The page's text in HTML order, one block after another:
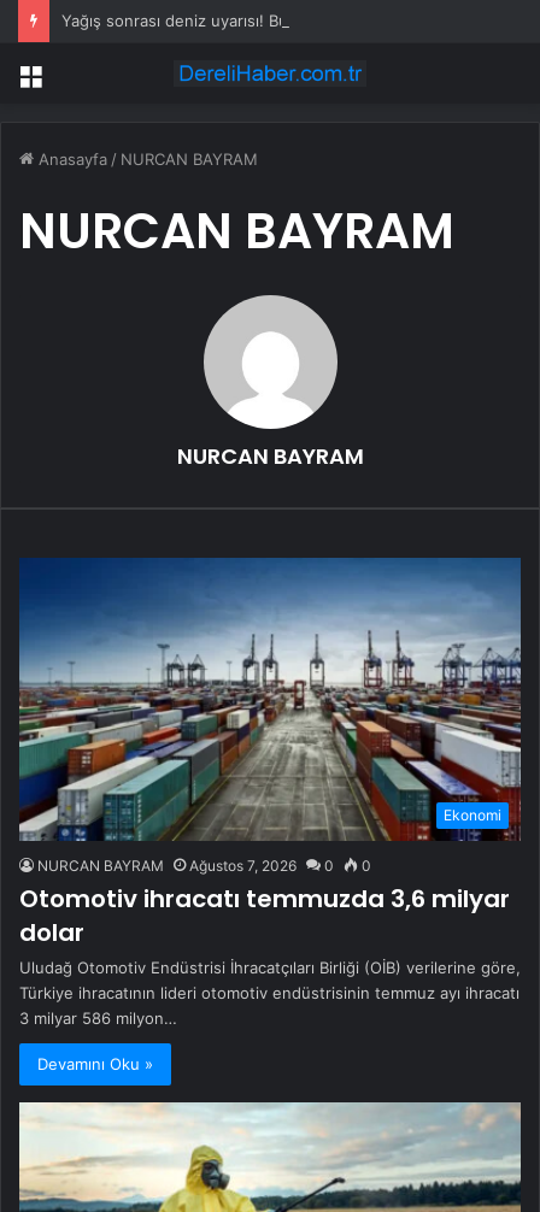
Menü
Anasayfa / NURCAN BAYRAM
NURCAN BAYRAM
NURCAN BAYRAM
Ekonomi
NURCAN BAYRAM Ağustos 7, 2026 0 0
Otomotiv ihracatı temmuzda 3,6 milyar
dolar
Uludağ Otomotiv Endüstrisi İhracatçıları Birliği (OİB) verilerine göre,
Türkiye ihracatının lideri otomotiv endüstrisinin temmuz ayı ihracatı
3 milyar 586 milyon…
Devamını Oku »